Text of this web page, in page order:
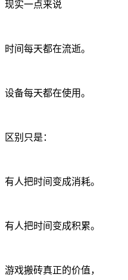
现实一点来说
时间每天都在流逝。
设备每天都在使用。
区别只是：
有人把时间变成消耗。
有人把时间变成积累。
游戏搬砖真正的价值，